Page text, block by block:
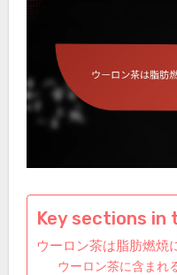
Key sections in
ウーロン茶は脂肪燃焼
ウーロン茶に含まれ